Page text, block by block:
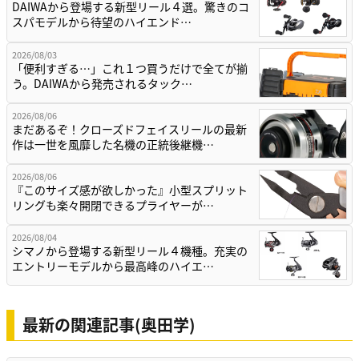
DAIWAから登場する新型リール４選。驚きのコ
スパモデルから待望のハイエンド…
2026/08/03
「便利すぎる…」これ１つ買うだけで全てが揃
う。DAIWAから発売されるタック…
2026/08/06
まだあるぞ！クローズドフェイスリールの最新
作は一世を風靡した名機の正統後継機…
2026/08/06
『このサイズ感が欲しかった』小型スプリット
リングも楽々開閉できるプライヤーが…
2026/08/04
シマノから登場する新型リール４機種。充実の
エントリーモデルから最高峰のハイエ…
最新の関連記事(奥田学)